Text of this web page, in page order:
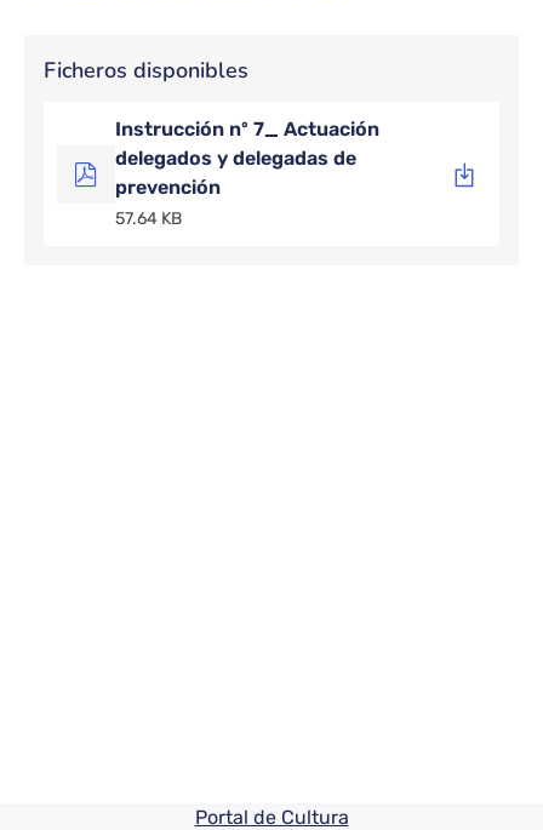
Ficheros disponibles
Instrucción nº 7_ Actuación
delegados y delegadas de
prevención
57.64 KB
Pie de pagina información
Portal de Cultura